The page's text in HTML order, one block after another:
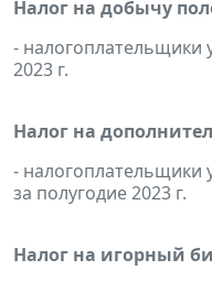
Налог на добычу
- налогоплательщики
2023 г.
Налог на
- налогоплательщики
за полугодие 2023 г.
Налог на игорный